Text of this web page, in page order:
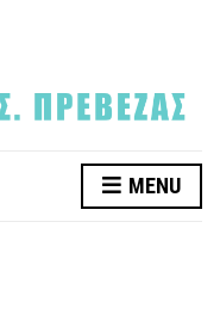
MENU